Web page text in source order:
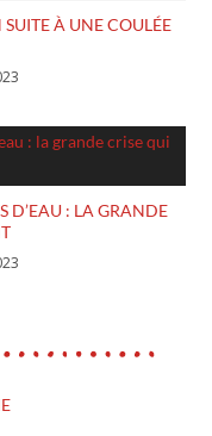
À UNE COULÉE
D’EAU : LA GRANDE